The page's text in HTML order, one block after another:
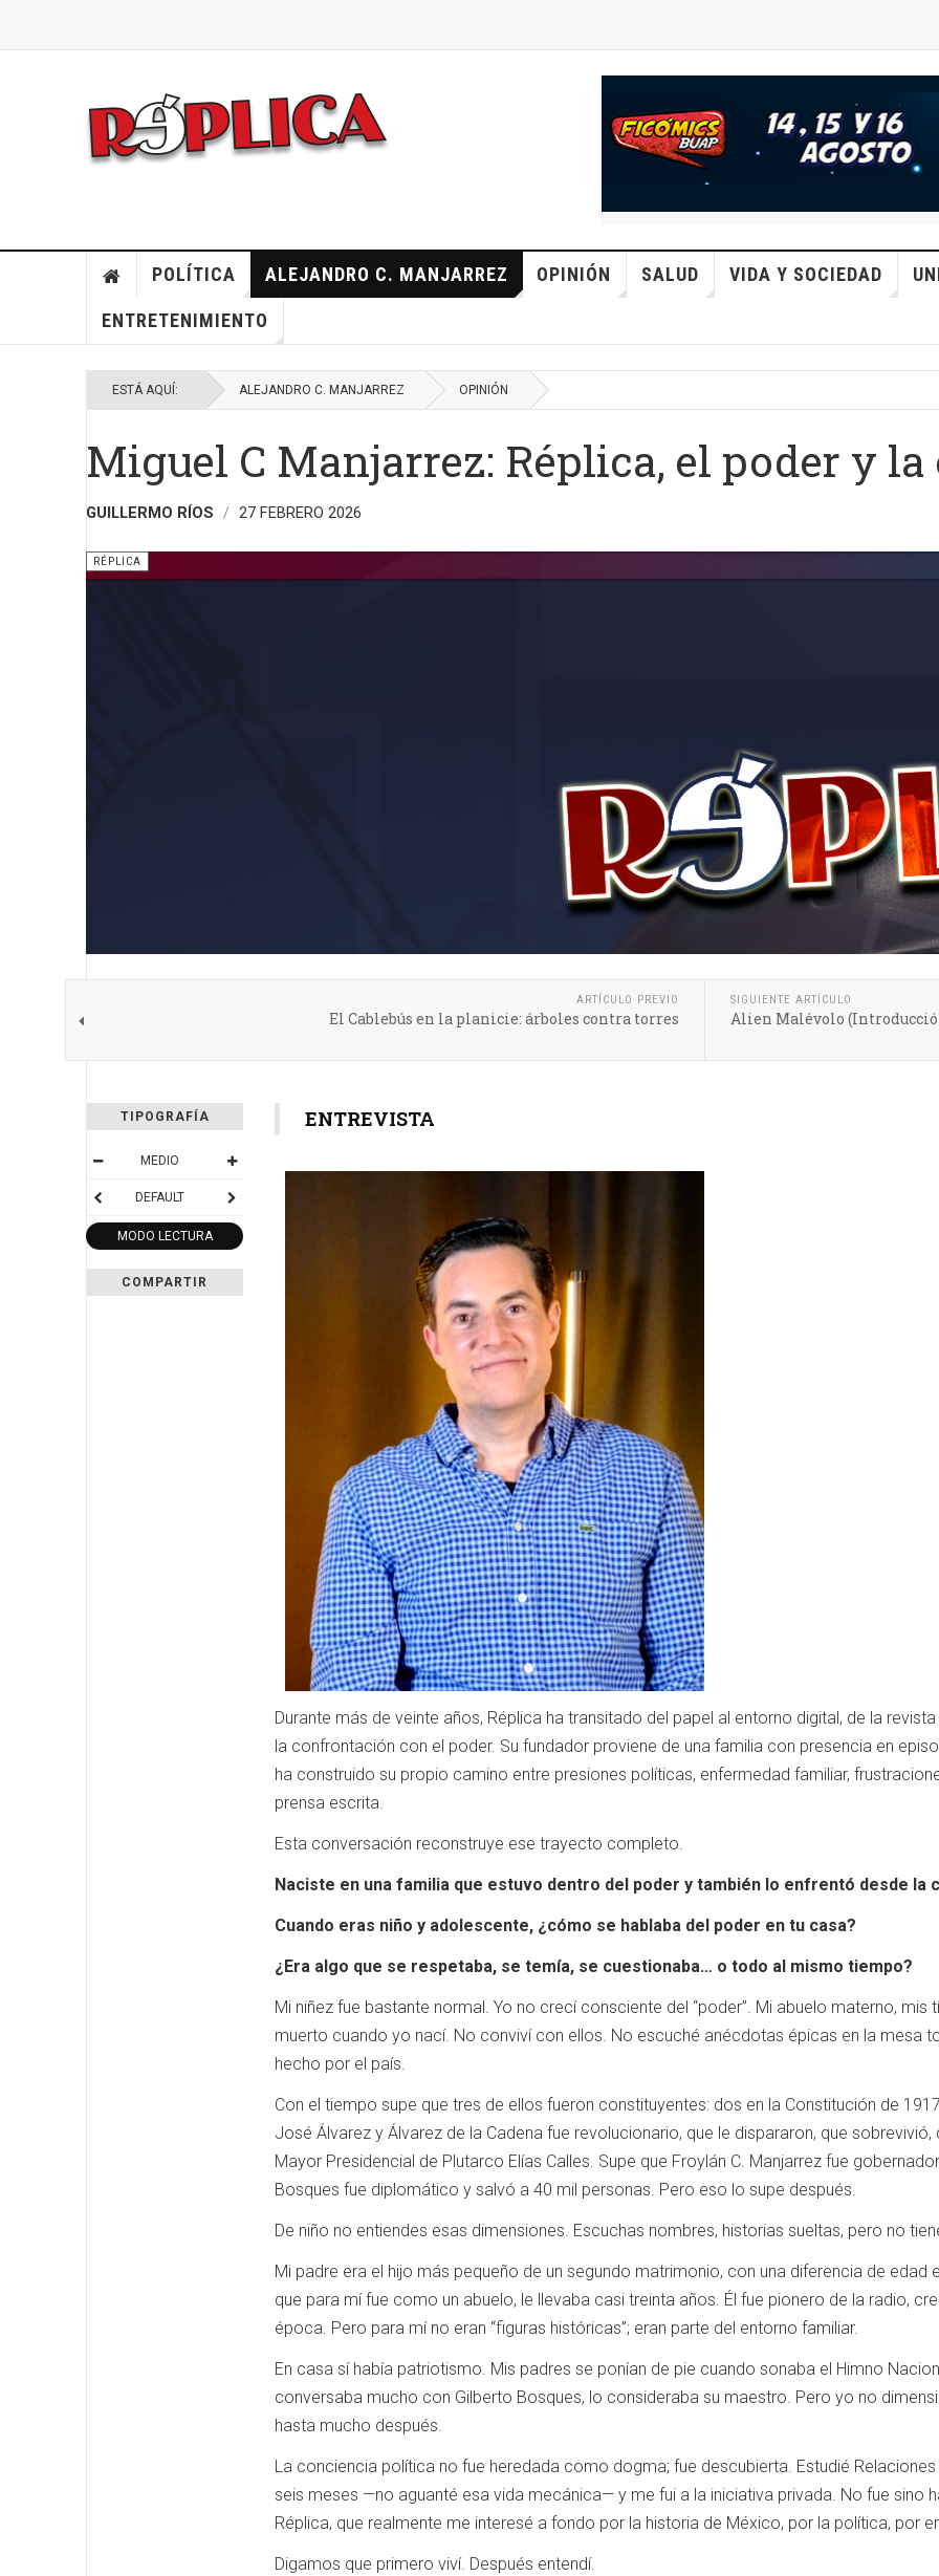
POLÍTICA ALEJANDRO C. MANJARREZ OPINIÓN SALUD VIDA Y SOCIEDAD
ENTRETENIMIENTO
ESTÁ AQUÍ: ALEJANDRO C. MANJARREZ OPINIÓN
Miguel C Manjarrez: Réplica, el poder y
GUILLERMO RÍOS 27 FEBRERO 2026
RÉPLICA
ARTÍCULO PREVIO
El Cablebús en la planicie: árboles contra torres
SIGUIENTE ARTÍCULO
Alien Malévolo
TIPOGRAFÍA
MEDIO
DEFAULT
MODO LECTURA
COMPARTIR
ENTREVISTA
Durante más de veinte años, Réplica ha transitado del papel al entorno digital, de la
la confrontación con el poder. Su fundador proviene de una familia con presencia en
ha construido su propio camino entre presiones políticas, enfermedad familiar,
prensa escrita.
Esta conversación reconstruye ese trayecto completo.
Naciste en una familia que estuvo dentro del poder y también lo enfrentó desde la
Cuando eras niño y adolescente, ¿cómo se hablaba del poder en tu casa?
¿Era algo que se respetaba, se temía, se cuestionaba… o todo al mismo tiempo?
Mi niñez fue bastante normal. Yo no crecí consciente del “poder”. Mi abuelo materno,
muerto cuando yo nací. No conviví con ellos. No escuché anécdotas épicas en la mesa
hecho por el país.
Con el tiempo supe que tres de ellos fueron constituyentes: dos en la Constitución de
José Álvarez y Álvarez de la Cadena fue revolucionario, que le dispararon, que
Mayor Presidencial de Plutarco Elías Calles. Supe que Froylán C. Manjarrez fue
Bosques fue diplomático y salvó a 40 mil personas. Pero eso lo supe después.
De niño no entiendes esas dimensiones. Escuchas nombres, historias sueltas, pero no
Mi padre era el hijo más pequeño de un segundo matrimonio, con una diferencia de
que para mí fue como un abuelo, le llevaba casi treinta años. Él fue pionero de la radio,
época. Pero para mí no eran “figuras históricas”; eran parte del entorno familiar.
En casa sí había patriotismo. Mis padres se ponían de pie cuando sonaba el Himno
conversaba mucho con Gilberto Bosques, lo consideraba su maestro. Pero yo no
hasta mucho después.
La conciencia política no fue heredada como dogma; fue descubierta. Estudié
seis meses —no aguanté esa vida mecánica— y me fui a la iniciativa privada. No fue sino
Réplica, que realmente me interesé a fondo por la historia de México, por la política, por
Digamos que primero viví. Después entendí.